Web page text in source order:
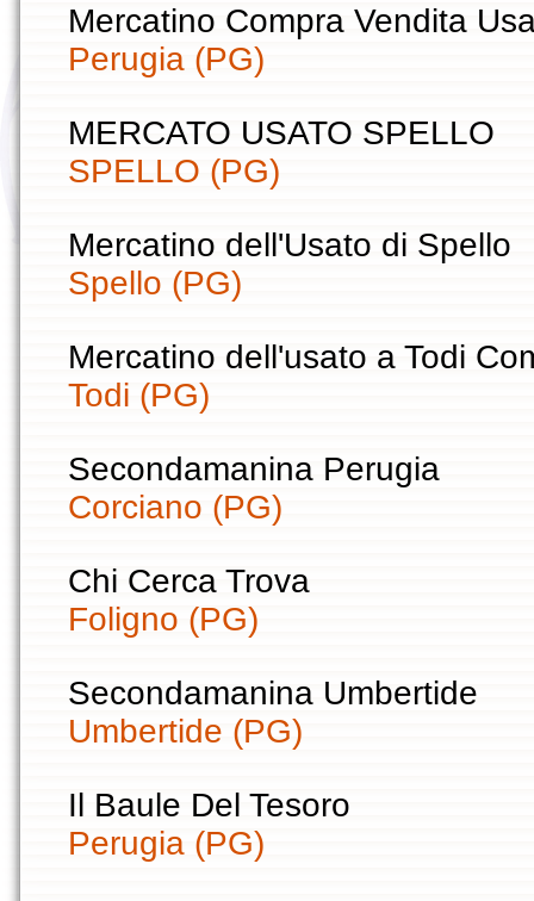
Mercatino Compra Vendita
Perugia (PG)
MERCATO USATO SPELLO
SPELLO (PG)
Mercatino dell'Usato di Spello
Spello (PG)
Mercatino dell'usato a Todi
Todi (PG)
Secondamanina Perugia
Corciano (PG)
Chi Cerca Trova
Foligno (PG)
Secondamanina Umbertide
Umbertide (PG)
Il Baule Del Tesoro
Perugia (PG)